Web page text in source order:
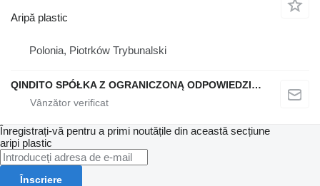
Aripă plastic
Polonia, Piotrków Trybunalski
QINDITO SPÓŁKA Z OGRANICZONĄ ODPOWIEDZIALNOŚCIĄ
Înregistrați-vă pentru a primi noutățile din această secțiune
aripi plastic
Înscriere